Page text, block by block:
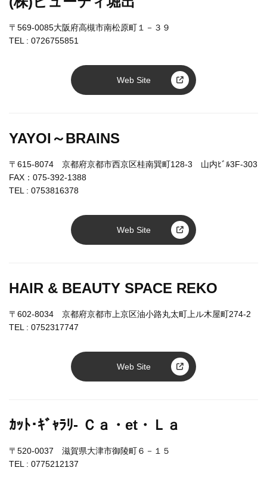
〒569-0085大阪府高槻市南松原町１－３９
TEL : 0726755851
Web Site
YAYOI～BRAINS
〒615-8074 京都府京都市西京区桂南巽町128-3 山内ﾋﾞﾙ3F-303
FAX：075-392-1388
TEL : 0753816378
Web Site
HAIR & BEAUTY SPACE REKO
〒602-8034 京都府京都市上京区油小路丸太町上ル木屋町274-2
TEL : 0752317747
Web Site
ｶｯﾄ･ｷﾞｬﾗﾘ- Ｃａ・et・Ｌａ
〒520-0037 滋賀県大津市御陵町６－１５
TEL : 0775212137